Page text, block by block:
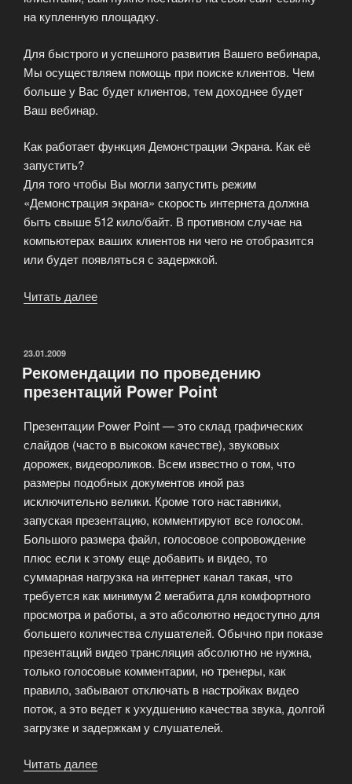
на купленную площадку.
Для быстрого и успешного развития Вашего вебинара,
Мы осуществляем помощь при поиске клиентов. Чем
больше у Вас будет клиентов, тем доходнее будет
Ваш вебинар.
Как работает функция Демонстрации Экрана. Как её
запустить?
Для того чтобы Вы могли запустить режим
«Демонстрация экрана» скорость интернета должна
быть свыше 512 кило/байт. В противном случае на
компьютерах ваших клиентов ни чего не отобразится
или будет появляться с задержкой.
Читать далее
ОПУБЛИКОВАНО
23.01.2009
Рекомендации по проведению
презентаций Power Point
Презентации Power Point — это склад графических
слайдов (часто в высоком качестве), звуковых
дорожек, видеороликов. Всем известно о том, что
размеры подобных документов иной раз
исключительно велики. Кроме того наставники,
запуская презентацию, комментируют все голосом.
Большого размера файл, голосовое сопровождение
плюс если к этому еще добавить и видео, то
суммарная нагрузка на интернет канал такая, что
требуется как минимум 2 мегабита для комфортного
просмотра и работы, а это абсолютно недоступно для
большего количества слушателей. Обычно при показе
презентаций видео трансляция абсолютно не нужна,
только голосовые комментарии, но тренеры, как
правило, забывают отключать в настройках видео
поток, а это ведет к ухудшению качества звука, долгой
загрузке и задержкам у слушателей.
Читать далее